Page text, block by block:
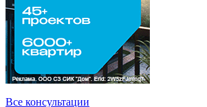
Все консультации